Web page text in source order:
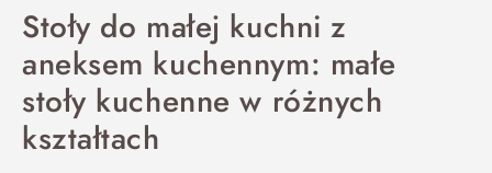
Stoły do małej kuchni z
aneksem kuchennym: małe
stoły kuchenne w różnych
kształtach